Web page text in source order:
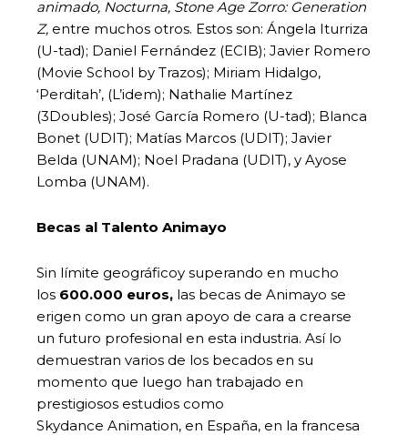
animado, Nocturna, Stone Age Zorro: Generation
Z, entre muchos otros. Estos son: Ángela Iturriza
(U-tad); Daniel Fernández (ECIB); Javier Romero
(Movie School by Trazos); Miriam Hidalgo,
‘Perditah’, (L’idem); Nathalie Martínez
(3Doubles); José García Romero (U-tad); Blanca
Bonet (UDIT); Matías Marcos (UDIT); Javier
Belda (UNAM); Noel Pradana (UDIT), y Ayose
Lomba (UNAM).
Becas al Talento Animayo
Sin límite geográficoy superando en mucho
los 600.000 euros, las becas de Animayo se
erigen como un gran apoyo de cara a crearse
un futuro profesional en esta industria. Así lo
demuestran varios de los becados en su
momento que luego han trabajado en
prestigiosos estudios como
Skydance Animation, en España, en la francesa